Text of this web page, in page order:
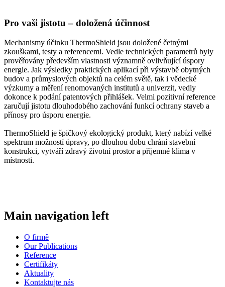
Pro vaši jistotu – doložená účinnost
Mechanismy účinku ThermoShield jsou doložené četnými
zkouškami, testy a referencemi. Vedle technických parametrů byly
prověřovány především vlastnosti významně ovlivňující úspory
energie. Jak výsledky praktických aplikací při výstavbě obytných
budov a průmyslových objektů na celém světě, tak i vědecké
výzkumy a měření renomovaných institutů a univerzit, vedly
dokonce k podání patentových přihlášek. Velmi pozitivní reference
zaručují jistotu dlouhodobého zachování funkcí ochrany staveb a
přínosy pro úsporu energie.
ThermoShield je špičkový ekologický produkt, který nabízí velké
spektrum možností úpravy, po dlouhou dobu chrání stavební
konstrukci, vytváří zdravý životní prostor a příjemné klima v
místnosti.
Main navigation left
O firmě
Our Publications
Reference
Certifikáty
Aktuality
Kontaktujte nás